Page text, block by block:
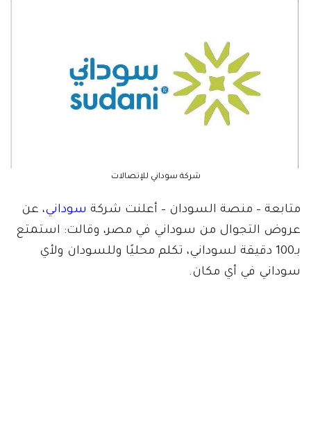
شركة سوداني للإتصالات
متابعة – منصة السودان – أعلنت شركة سوداني، عن
عروض التجوال من سوداني في مصر، وقالت: استمتع
بـ100 دقيقة لسوداني، تكلم محليًا وللسودان ولأي
سوداني في أي مكان.